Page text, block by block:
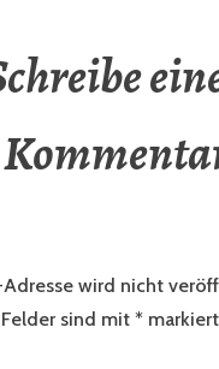
wird nicht
sind mit * markiert